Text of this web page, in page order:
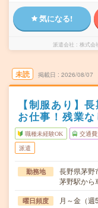
気になる!
派遣会社 株式会
未読 掲載日 2026/08/07
【制服あり】
お仕事！残業な
職種未経験OK 交通
派遣
勤務地
長野県茅野
茅野駅から
曜日頻度
月～金（